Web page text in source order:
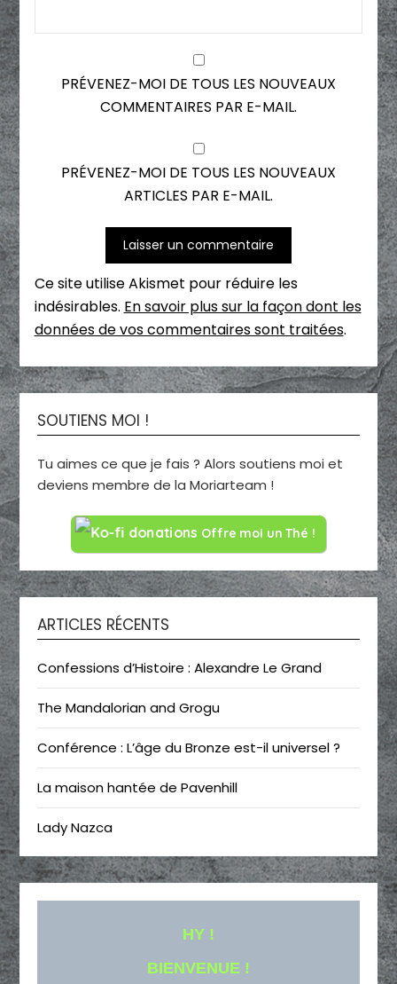
PRÉVENEZ-MOI DE TOUS LES NOUVEAUX
COMMENTAIRES PAR E-MAIL.
PRÉVENEZ-MOI DE TOUS LES NOUVEAUX
ARTICLES PAR E-MAIL.
Ce site utilise Akismet pour réduire les
indésirables. En savoir plus sur la façon dont les
données de vos commentaires sont traitées.
SOUTIENS MOI !
Tu aimes ce que je fais ? Alors soutiens moi et
deviens membre de la Moriarteam !
Offre moi un Thé !
ARTICLES RÉCENTS
Confessions d’Histoire : Alexandre Le Grand
The Mandalorian and Grogu
Conférence : L’âge du Bronze est-il universel ?
La maison hantée de Pavenhill
Lady Nazca
HY !
BIENVENUE !